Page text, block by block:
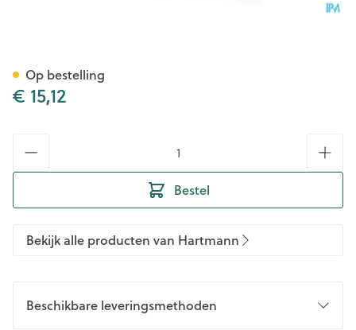
€ 15,12
Bestel
Op bestelling
Bekijk alle producten van Hartmann
Beschikbare leveringsmethoden